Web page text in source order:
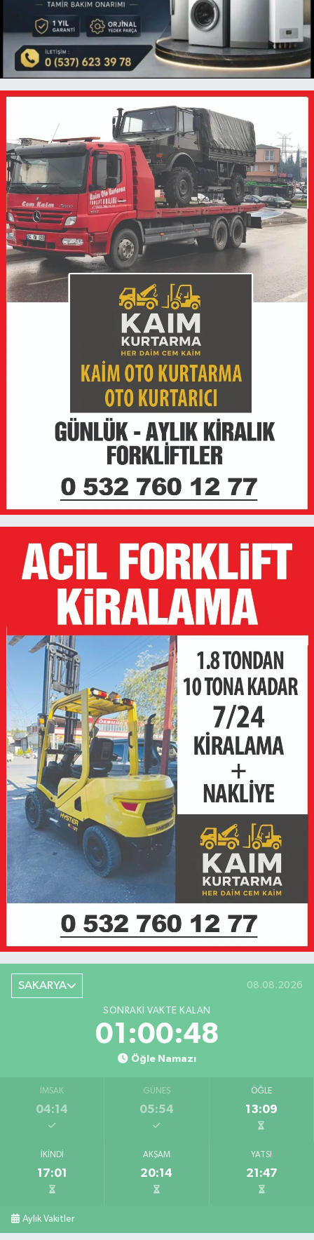
SAKARYA 08.08.2026
SONRAKI VAKTE KALAN
01:00:48
Öğle Namazı
İMSAK
04:14
GÜNEŞ
05:54
ÖĞLE
13:09
İKINDI
17:01
AKŞAM
20:14
YATSI
21:47
Aylık Vakitler